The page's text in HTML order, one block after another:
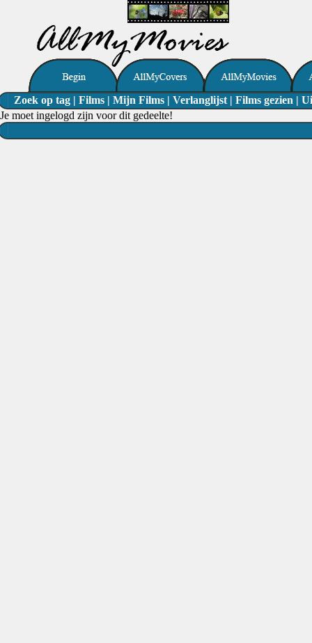
Zoek op tag | Films | Mijn Films | Verlanglijst | Films gezien |
Je moet ingelogd zijn voor dit gedeelte!